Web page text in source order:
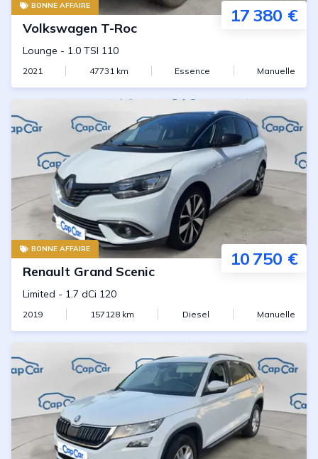
BONNE AFFAIRE 17 380 €
Volkswagen T-Roc
Lounge - 1.0 TSI 110
2021 47731km Essence Manuelle
BONNE AFFAIRE 10 750 €
Renault Grand Scenic
Limited - 1.7 dCi 120
2019 157128 km Diesel Manuelle